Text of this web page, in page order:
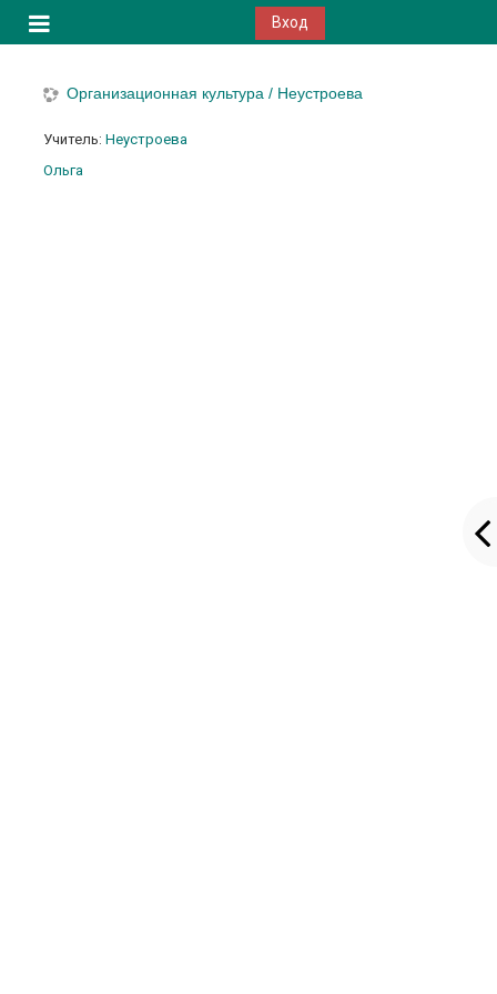
Перейти к основному содержанию
Боковая панель
Вход
Организационная культура / Неустроева
Учитель:Неустроева
Ольга